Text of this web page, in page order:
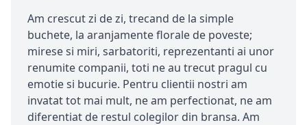
Am crescut zi de zi, trecand de la simple
buchete, la aranjamente florale de poveste;
mirese si miri, sarbatoriti, reprezentanti ai unor
renumite companii, toti ne au trecut pragul cu
emotie si bucurie. Pentru clientii nostri am
invatat tot mai mult, ne am perfectionat, ne am
diferentiat de restul colegilor din bransa. Am